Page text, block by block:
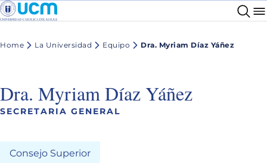
Home La Universidad Equipo Dra. Myriam Díaz Yáñez
Dra. Myriam Díaz Yáñez
SECRETARIA GENERAL
Consejo Superior